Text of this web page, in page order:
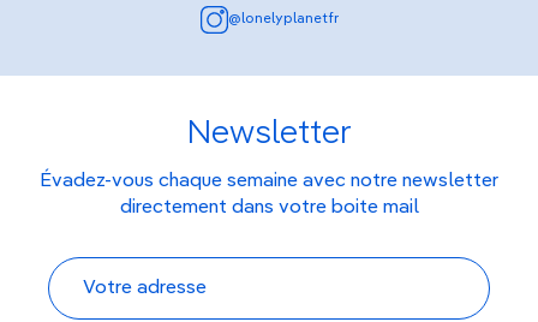
@lonelyplanetfr
Newsletter
Évadez-vous chaque semaine avec notre newsletter
directement dans votre boite mail